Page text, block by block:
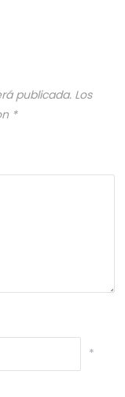
publicada. Los
*
*